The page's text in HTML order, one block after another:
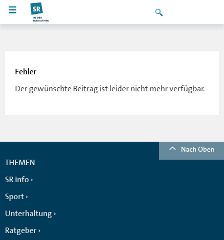
Fehler
Der gewünschte Beitrag ist leider nicht mehr verfügbar.
Nach Oben
THEMEN
SR info
Sport
Unterhaltung
Ratgeber